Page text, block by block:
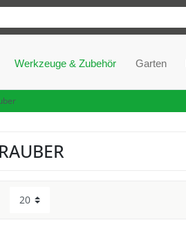
Werkzeuge & Zubehör Garten